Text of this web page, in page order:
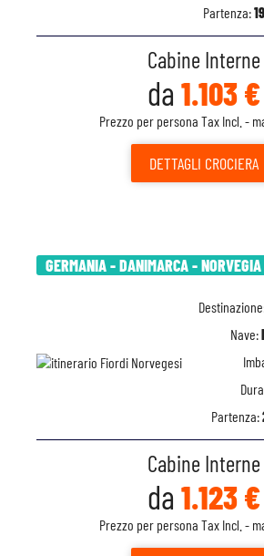
Partenza:
Cabine Interne
da 1.103 €
Prezzo per persona Tax Incl. -
DETTAGLI CROCIERA
GERMANIA - DANIMARCA - NORVEGIA
Nave:
Partenza:
Cabine Interne
da 1.123 €
Prezzo per persona Tax Incl. -